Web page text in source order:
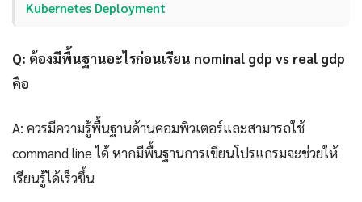
Kubernetes Deployment
Q: ต้องมีพื้นฐานอะไรก่อนเรียน nominal gdp vs real gdp
คือ
A: ควรมีความรู้พื้นฐานด้านคอมพิวเตอร์และสามารถใช้
command line ได้ หากมีพื้นฐานการเขียนโปรแกรมจะช่วยให้
เรียนรู้ได้เร็วขึ้น